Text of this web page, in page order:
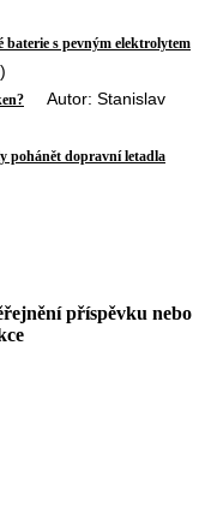
s pevným elektrolytem
Autor: Stanislav
pohánět dopravní letadla
příspěvku nebo